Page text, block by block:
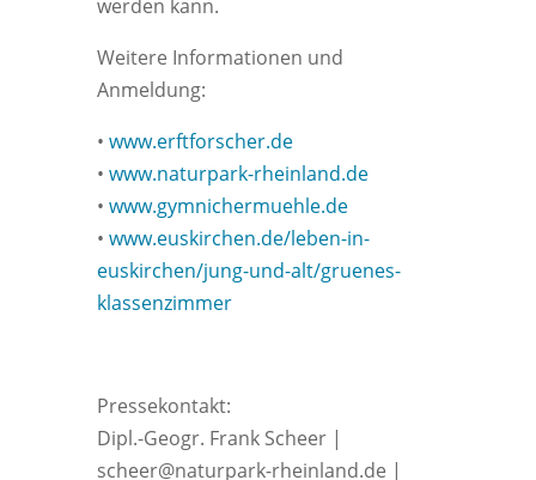
werden kann.
Weitere Informationen und
Anmeldung:
• www.erftforscher.de
• www.naturpark-rheinland.de
• www.gymnichermuehle.de
• www.euskirchen.de/leben-in-
euskirchen/jung-und-alt/gruenes-
klassenzimmer
Pressekontakt:
Dipl.-Geogr. Frank Scheer |
scheer@naturpark-rheinland.de |